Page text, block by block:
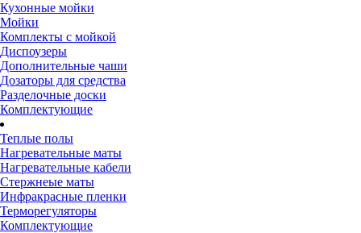
Кухонные мойки
Мойки
Комплекты с мойкой
Диспоузеры
Дополнительные чаши
Дозаторы для средства
Разделочные доски
Комплектующие
Теплые полы
Нагревательные маты
Нагревательные кабели
Стержнеые маты
Инфракрасные пленки
Терморегуляторы
Комплектующие